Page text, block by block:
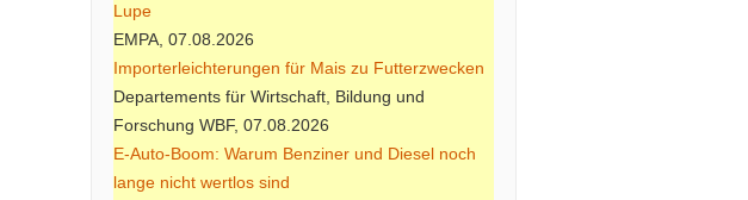
Lupe
EMPA, 07.08.2026
Importerleichterungen für Mais zu Futterzwecken
Departements für Wirtschaft, Bildung und
Forschung WBF, 07.08.2026
E-Auto-Boom: Warum Benziner und Diesel noch
lange nicht wertlos sind